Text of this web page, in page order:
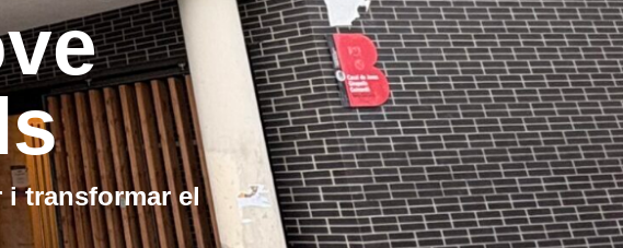
i transformar el